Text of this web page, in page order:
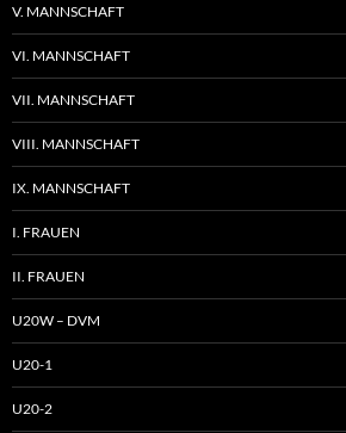
V. MANNSCHAFT
VI. MANNSCHAFT
VII. MANNSCHAFT
VIII. MANNSCHAFT
IX. MANNSCHAFT
I. FRAUEN
II. FRAUEN
U20W – DVM
U20-1
U20-2